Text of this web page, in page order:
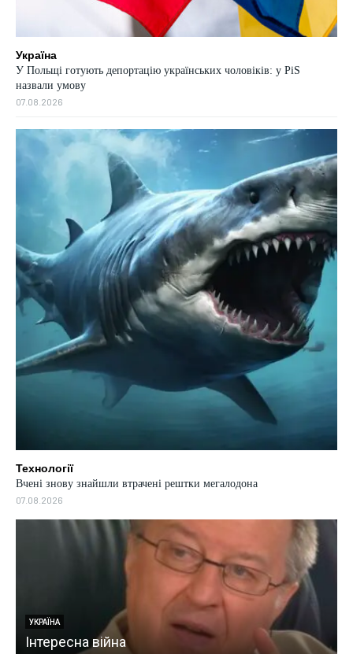
Україна
У Польщі готують депортацію українських чоловіків: у PiS
назвали умову
07.08.2026
Технології
Вчені знову знайшли втрачені рештки мегалодона
07.08.2026
УКРАЇНА
Інтересна війна